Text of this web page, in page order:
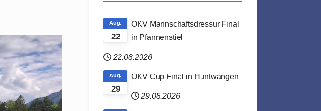
22
Aug.
OKV Mannschaftsdressur Final
in Pfannenstiel
22.08.2026
29
Aug. OKV Cup Final in Hüntwangen
29.08.2026